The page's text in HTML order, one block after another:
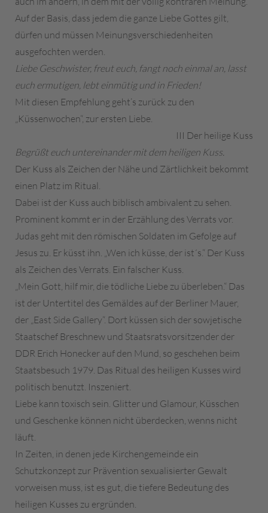
Auf der Basis, dass jedem die ganze Liebe Gottes gilt,
dürfen und müssen Meinungsverschiedenheiten
ausgefochten werden.
Liebe Geschwister, freut euch, fangt noch einmal an, lasst
euch ermutigen, lebt einmütig und in Frieden!
Mit diesen Empfehlung geht’s zurück zu den
„Küssenwochen“, zur ersten Liebe.
III Der heilige Kuss
Begrüßt euch untereinander mit dem heiligen Kuss.
Der Kuss als Zeichen der Nähe und Zärtlichkeit bekommt
einen Platz im Ritual.
Dabei ist der Kuss auch biblisch ambivalent zu sehen.
Prominent kommt er in der Erzählung des Verrats vor.
Judas geht mit den römischen Soldaten im Gefolge auf
Jesus zu. Er küsst ihn. „Wen ich küsse, der ist´s.“ Der Kuss
als Zeichen des Verrats. Ein falscher Kuss.
„Mein Gott, hilf mir, die tödliche Liebe zu überleben.“ Das
ist der Untertitel des Gemäldes auf der Berliner Mauer,
der „East Side Gallery“. Dort küssen sich der sowjetische
Staatschef Breschnew und Staatsratsvorsitzender der
DDR Erich Honecker auf den Mund, so geschehen beim
Staatsbesuch 1979. Das Ritual des heiligen Kusses wird
politisch benutzt. Inszeniert.
Liebe kann toxisch sein. Glitter und Glamour, Küsschen
und Geschenke können nicht überdecken, wenns nicht
läuft.
In Zeiten, in denen jede Kirchengemeinde ein
Schutzkonzept zur Prävention sexualisierter Gewalt
vorweisen muss, ist es gut, die tiefere Bedeutung des
heiligen Kusses zu ergründen.